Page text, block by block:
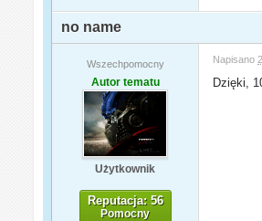
no name
Wszechpomocny
Autor tematu
Użytkownik
Reputacja: 56
Pomocny
Napisano
Dzięki,